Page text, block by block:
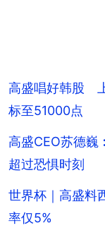
高盛唱好韩股
标至51000点
高盛CEO苏德
超过恐惧时刻
世界杯｜高盛料
率仅5%